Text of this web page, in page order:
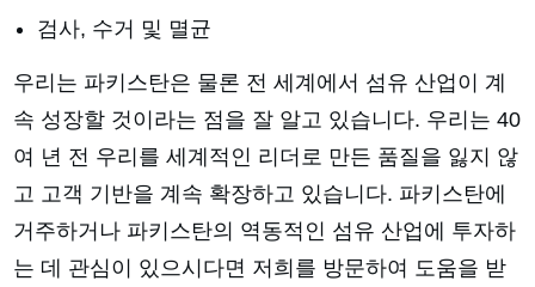
검사, 수거 및 멸균
우리는 파키스탄은 물론 전 세계에서 섬유 산업이 계
속 성장할 것이라는 점을 잘 알고 있습니다. 우리는 40
여 년 전 우리를 세계적인 리더로 만든 품질을 잃지 않
고 고객 기반을 계속 확장하고 있습니다. 파키스탄에
거주하거나 파키스탄의 역동적인 섬유 산업에 투자하
는 데 관심이 있으시다면 저희를 방문하여 도움을 받